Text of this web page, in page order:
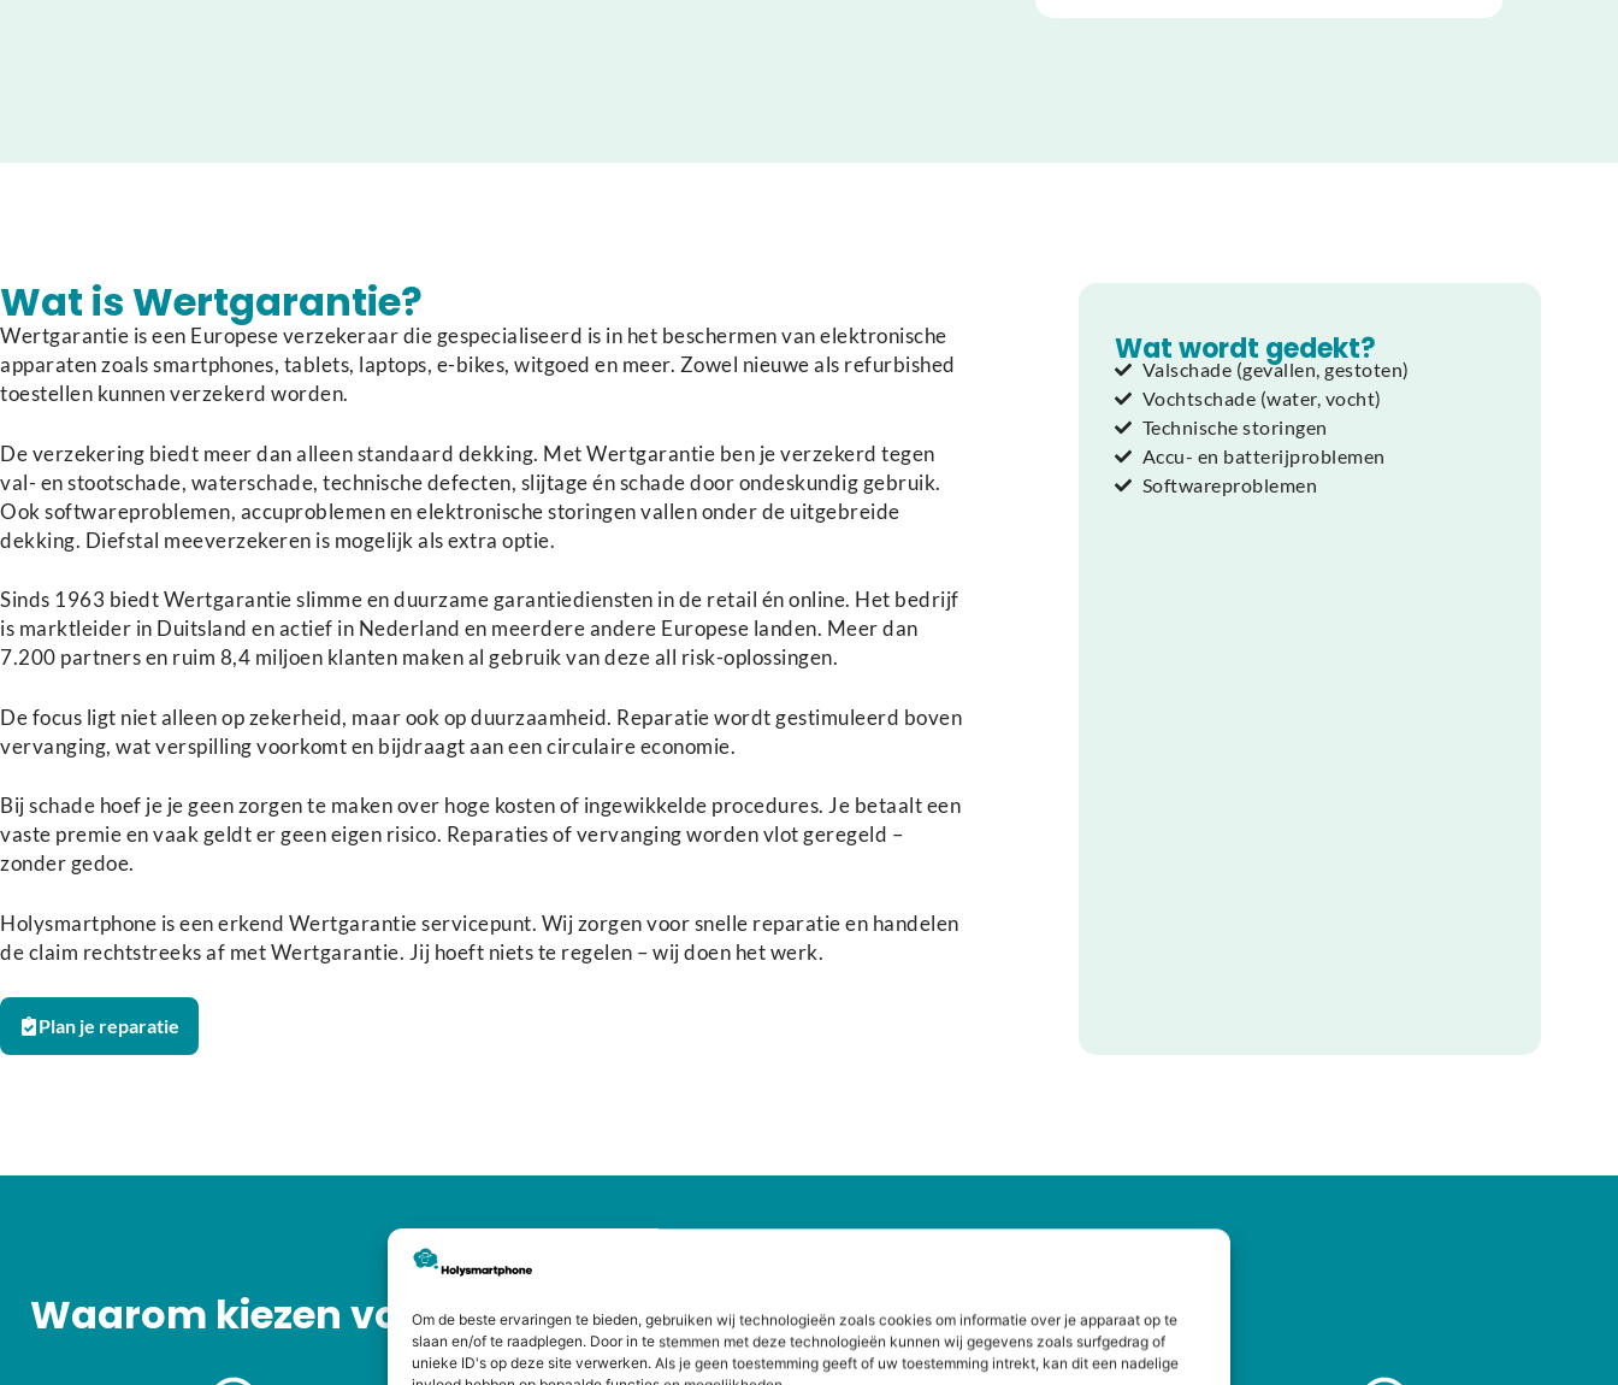
Om de beste ervaringen te bieden, gebruiken wij technologieën zoals cookies om informatie over je apparaat op te
slaan en/of te raadplegen. Door in te stemmen met deze technologieën kunnen wij gegevens zoals surfgedrag of
unieke ID's op deze site verwerken. Als je geen toestemming geeft of uw toestemming intrekt, kan dit een nadelige
Wat is Wertgarantie?
Wertgarantie is een Europese verzekeraar die gespecialiseerd is in het beschermen van elektronische
apparaten zoals smartphones, tablets, laptops, e-bikes, witgoed en meer. Zowel nieuwe als refurbished
toestellen kunnen verzekerd worden.
De verzekering biedt meer dan alleen standaard dekking. Met Wertgarantie ben je verzekerd tegen
val- en stootschade, waterschade, technische defecten, slijtage én schade door ondeskundig gebruik.
Ook softwareproblemen, accuproblemen en elektronische storingen vallen onder de uitgebreide
dekking. Diefstal meeverzekeren is mogelijk als extra optie.
Sinds 1963 biedt Wertgarantie slimme en duurzame garantiediensten in de retail én online. Het bedrijf
is marktleider in Duitsland en actief in Nederland en meerdere andere Europese landen. Meer dan
7.200 partners en ruim 8,4 miljoen klanten maken al gebruik van deze all risk-oplossingen.
De focus ligt niet alleen op zekerheid, maar ook op duurzaamheid. Reparatie wordt gestimuleerd boven
vervanging, wat verspilling voorkomt en bijdraagt aan een circulaire economie.
Bij schade hoef je je geen zorgen te maken over hoge kosten of ingewikkelde procedures. Je betaalt een
vaste premie en vaak geldt er geen eigen risico. Reparaties of vervanging worden vlot geregeld –
zonder gedoe.
Holysmartphone is een erkend Wertgarantie servicepunt. Wij zorgen voor snelle reparatie en handelen
de claim rechtstreeks af met Wertgarantie. Jij hoeft niets te regelen – wij doen het werk.
Plan je reparatie
Wat wordt gedekt?
Valschade (gevallen, gestoten)
Vochtschade (water, vocht)
Technische storingen
Accu- en batterijproblemen
Softwareproblemen
Waarom kiezen voor Holysmartphone?